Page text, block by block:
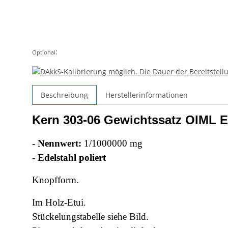
Optional:
Beschreibung Herstellerinformationen
Kern 303-06 Gewichtssatz OIML
- Nennwert: 1/1000000 mg
- Edelstahl poliert
Knopfform.
Im Holz-Etui.
Stückelungstabelle siehe Bild.